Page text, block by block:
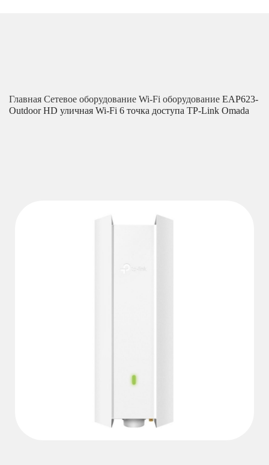
Главная Сетевое оборудование Wi-Fi оборудование EAP623-
Outdoor HD уличная Wi-Fi 6 точка доступа TP-Link Omada